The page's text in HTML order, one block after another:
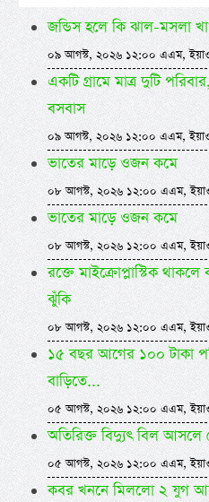
জন্ডিস হলে কি ঝাল-মসলা
০৯ আগস্ট, ২০২৬ ১২:০০ এএম,
একটি গ্রামে মাত্র দুটি
বসবাস
০৯ আগস্ট, ২০২৬ ১২:০০ এএম,
ভাতের মাড়ে ওজন কমে
০৮ আগস্ট, ২০২৬ ১২:০০ এএম,
ভাতের মাড়ে ওজন কমে
০৮ আগস্ট, ২০২৬ ১২:০০ এএম,
রক্তে মাইক্রোপ্লাস্টিক থাকলে
ঝুঁকি
০৮ আগস্ট, ২০২৬ ১২:০০ এএম,
১৫ বছর আগের ১০০ টাকা
বাড়িতে...
০৫ আগস্ট, ২০২৬ ১২:০০ এএম,
অতিরিক্ত বিদ্যুৎ বিল
০৫ আগস্ট, ২০২৬ ১২:০০ এএম,
কবর খননে মিললো ২ যুগ